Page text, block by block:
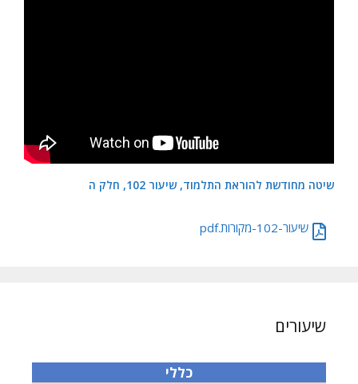
שיטה מחודשת להוראת התלמוד, שיעור 102, חלק ה
שיעור-102-מקורות.pdf
שיעורים
כללי